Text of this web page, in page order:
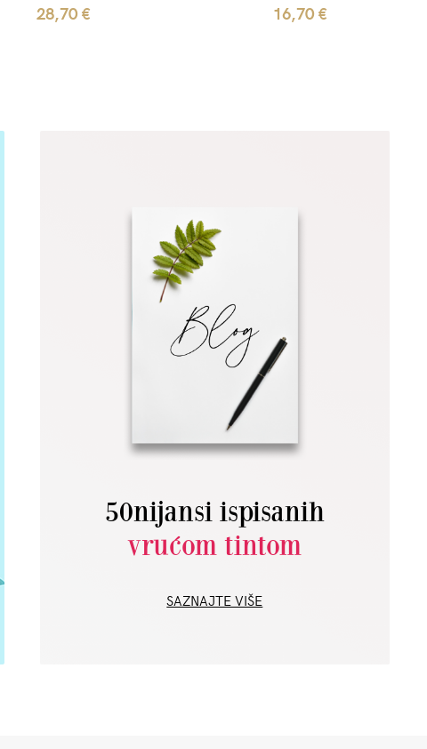
28,70€ 16,70€
50nijansi ispisanih
vrućom tintom
SAZNAJTE VIŠE